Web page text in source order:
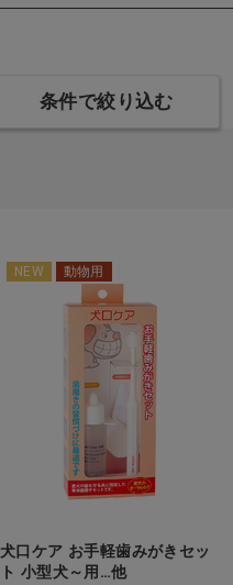
条件で絞り込む
NEW 動物用
犬口ケア お手軽歯みがきセッ
ト 小型犬～用…他